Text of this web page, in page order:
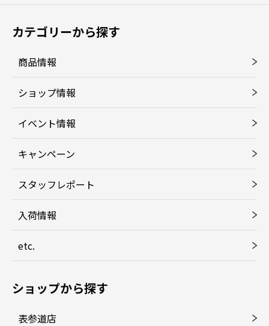
カテゴリーから探す
商品情報
ショップ情報
イベント情報
キャンペーン
スタッフレポート
入荷情報
etc.
ショップから探す
表参道店